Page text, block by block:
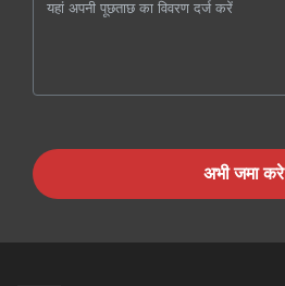
अभी जमा करे